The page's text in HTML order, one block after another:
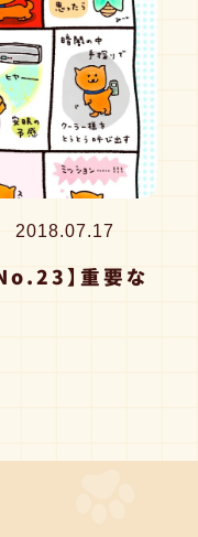
2018.07.17
】重要な